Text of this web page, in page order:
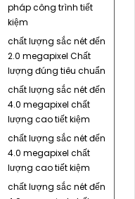
pháp công trình tiết
kiệm
chất lượng sắc nét đến
2.0 megapixel Chất
lượng đúng tiêu chuẩn
chất lượng sắc nét đến
4.0 megapixel chất
lượng cao tiết kiệm
chất lượng sắc nét đến
4.0 megapixel chất
lượng cao tiết kiệm
chất lượng sắc nét đến